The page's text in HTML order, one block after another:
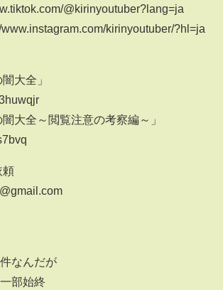
@kirinyoutuber?lang=ja
kirinyoutuber/?hl=ja
大全」
大全～閲覧注意の考察編～」
頼
なんだが
部始終